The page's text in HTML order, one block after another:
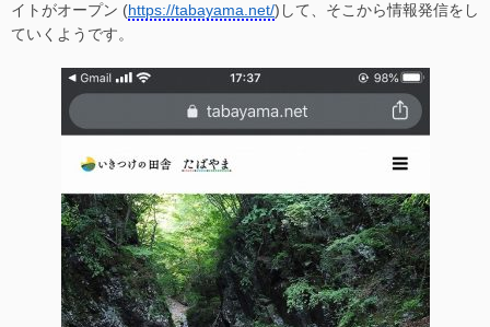
イトがオープン (https://tabayama.net/)して、そこから情報発信をし
ていくようです。